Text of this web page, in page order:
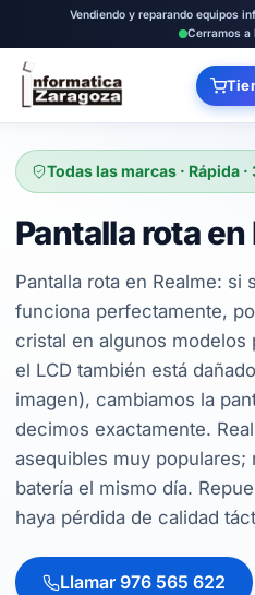
Vendiendo y reparando equipos
Cerramos a
Todas las marcas · Rápida
Pantalla rota en
Pantalla rota en Realme: si
funciona perfectamente,
cristal en algunos modelos
el LCD también está
imagen), cambiamos la
decimos exactamente.
asequibles muy populares;
batería el mismo día.
haya pérdida de calidad
Llamar 976 565 622